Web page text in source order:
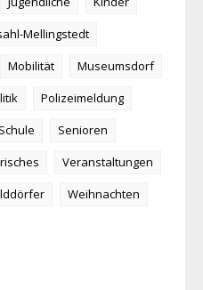
Mellingstedt
Mobilität
Museumsdorf
Polizeimeldung
Schule
Senioren
Veranstaltungen
Weihnachten